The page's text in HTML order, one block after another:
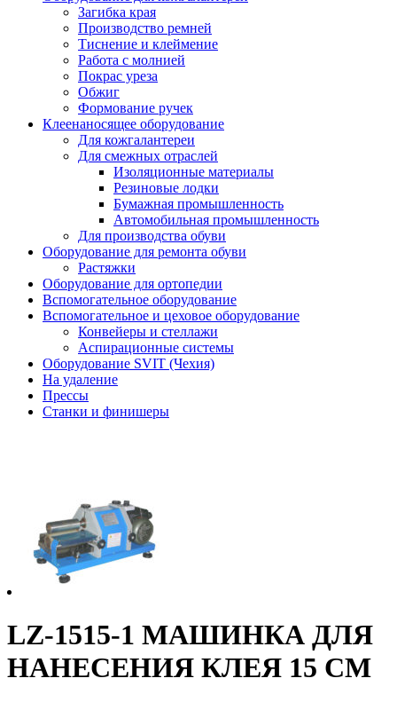
Загибка края
Производство ремней
Тиснение и клеймение
Работа с молнией
Покрас уреза
Обжиг
Формование ручек
Клеенаносящее оборудование
Для кожгалантереи
Для смежных отраслей
Изоляционные материалы
Резиновые лодки
Бумажная промышленность
Автомобильная промышленность
Для производства обуви
Оборудование для ремонта обуви
Растяжки
Оборудование для ортопедии
Вспомогательное оборудование
Вспомогательное и цеховое оборудование
Конвейеры и стеллажи
Аспирационные системы
Оборудование SVIT (Чехия)
На удаление
Прессы
Станки и финишеры
LZ-1515-1 МАШИНКА ДЛЯ
НАНЕСЕНИЯ КЛЕЯ 15 СМ